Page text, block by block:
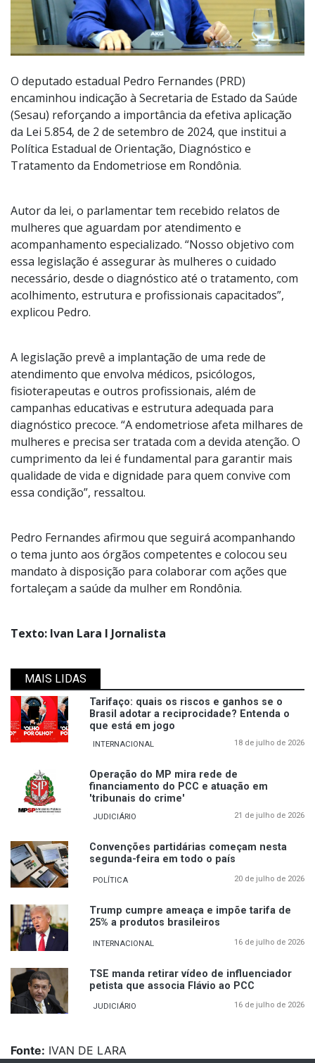
O deputado estadual Pedro Fernandes (PRD)
encaminhou indicação à Secretaria de Estado da Saúde
(Sesau) reforçando a importância da efetiva aplicação
da Lei 5.854, de 2 de setembro de 2024, que institui a
Política Estadual de Orientação, Diagnóstico e
Tratamento da Endometriose em Rondônia.
Autor da lei, o parlamentar tem recebido relatos de
mulheres que aguardam por atendimento e
acompanhamento especializado. “Nosso objetivo com
essa legislação é assegurar às mulheres o cuidado
necessário, desde o diagnóstico até o tratamento, com
acolhimento, estrutura e profissionais capacitados”,
explicou Pedro.
A legislação prevê a implantação de uma rede de
atendimento que envolva médicos, psicólogos,
fisioterapeutas e outros profissionais, além de
campanhas educativas e estrutura adequada para
diagnóstico precoce. “A endometriose afeta milhares de
mulheres e precisa ser tratada com a devida atenção. O
cumprimento da lei é fundamental para garantir mais
qualidade de vida e dignidade para quem convive com
essa condição”, ressaltou.
Pedro Fernandes afirmou que seguirá acompanhando
o tema junto aos órgãos competentes e colocou seu
mandato à disposição para colaborar com ações que
fortaleçam a saúde da mulher em Rondônia.
Texto: Ivan Lara I Jornalista
MAIS LIDAS
Tarifaço: quais os riscos e ganhos se o
Brasil adotar a reciprocidade? Entenda o
que está em jogo
INTERNACIONAL 18 de julho de 2026
Operação do MP mira rede de
financiamento do PCC e atuação em
'tribunais do crime'
JUDICIÁRIO 21 de julho de 2026
Convenções partidárias começam nesta
segunda-feira em todo o país
POLÍTICA 20 de julho de 2026
Trump cumpre ameaça e impõe tarifa de
25% a produtos brasileiros
INTERNACIONAL 16 de julho de 2026
TSE manda retirar vídeo de influenciador
petista que associa Flávio ao PCC
JUDICIÁRIO 16 de julho de 2026
Fonte: IVAN DE LARA